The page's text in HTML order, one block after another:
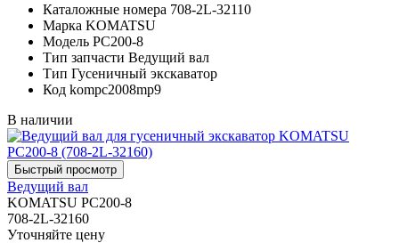
Каталожные номера 708-2L-32110
Марка KOMATSU
Модель PC200-8
Тип запчасти Ведущий вал
Тип Гусеничный экскаватор
Код kompc2008mp9
В наличии
Ведущий вал
KOMATSU PC200-8
708-2L-32160
Уточняйте цену